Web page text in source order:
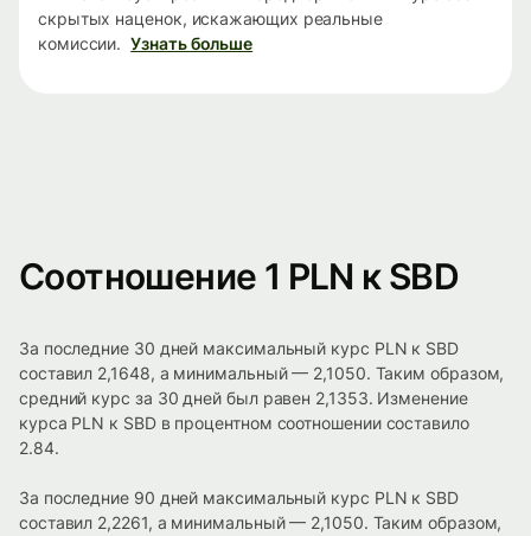
скрытых наценок, искажающих реальные
комиссии. Узнать больше
Соотношение 1 PLN к SBD
За последние 30 дней максимальный курс PLN к SBD
составил 2,1648, а минимальный — 2,1050. Таким образом,
средний курс за 30 дней был равен 2,1353. Изменение
курса PLN к SBD в процентном соотношении составило
2.84.
За последние 90 дней максимальный курс PLN к SBD
составил 2,2261, а минимальный — 2,1050. Таким образом,